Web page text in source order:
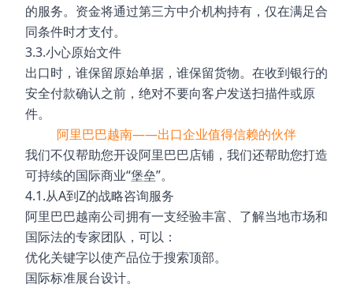
的服务。资金将通过第三方中介机构持有，仅在满足合
同条件时才支付。
3.3.小心原始文件
出口时，谁保留原始单据，谁保留货物。在收到银行的
安全付款确认之前，绝对不要向客户发送扫描件或原
件。
阿里巴巴越南——出口企业值得信赖的伙伴
我们不仅帮助您开设阿里巴巴店铺，我们还帮助您打造
可持续的国际商业“堡垒”。
4.1.从A到Z的战略咨询服务
阿里巴巴越南公司拥有一支经验丰富、了解当地市场和
国际法的专家团队，可以：
优化关键字以使产品位于搜索顶部。
国际标准展台设计。